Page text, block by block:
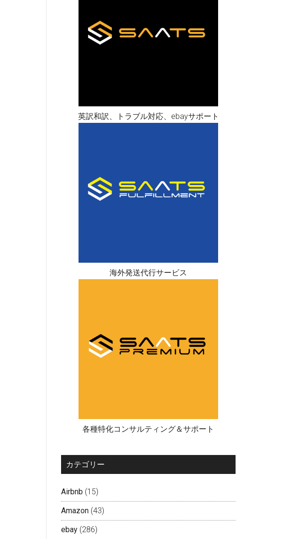
英訳和訳、トラブル対応、ebayサポート
海外発送代行サービス
各種特化コンサルティング＆サポート
カテゴリー
Airbnb (15)
Amazon (43)
ebay (286)